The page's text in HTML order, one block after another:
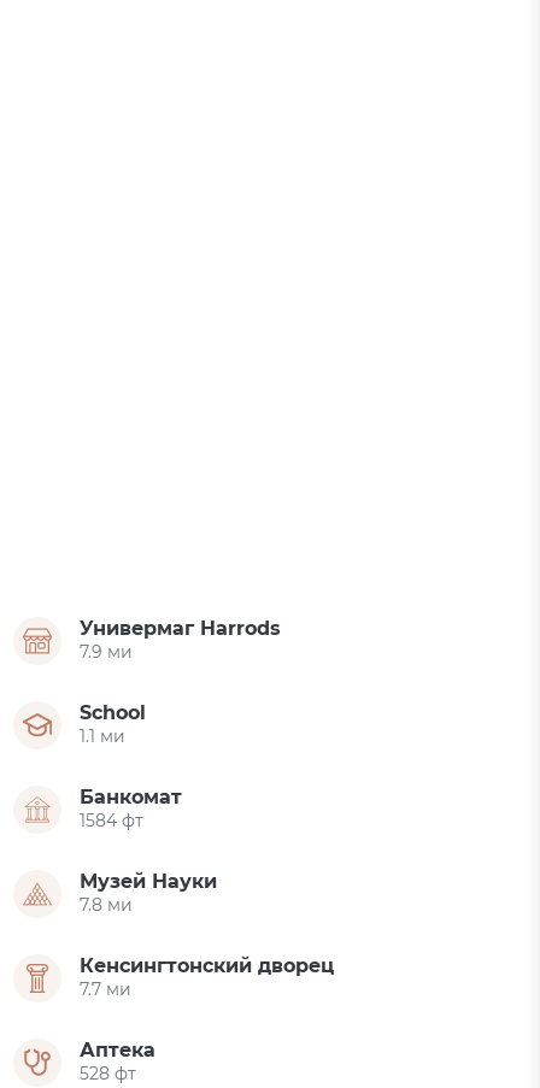
Универмаг Harrods
7.9 ми
School
1.1 ми
Банкомат
1584 фт
Музей Науки
7.8 ми
Кенсингтонский дворец
7.7 ми
Аптека
528 фт